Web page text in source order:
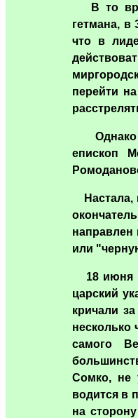
В то
гетмана, в
что в
перейти
Однако
епископ
Настала,
направлен
или
18 июня
царский
кричали
несколько
самого
Сомко, не
водится в
на